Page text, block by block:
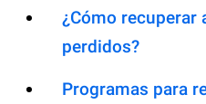
¿Cómo recuperar
perdidos?
Programas para